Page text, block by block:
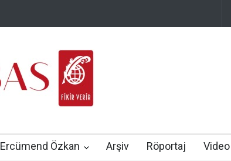
Ercümend Özkan Arşiv Röportaj Video